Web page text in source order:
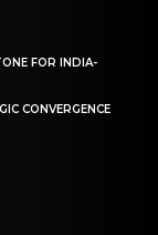
FOR INDIA-
CONVERGENCE